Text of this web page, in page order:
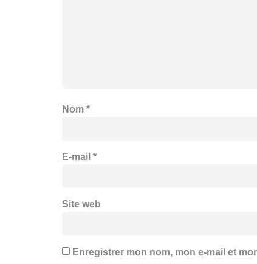
Nom *
E-mail *
Site web
Enregistrer mon nom, mon e-mail et